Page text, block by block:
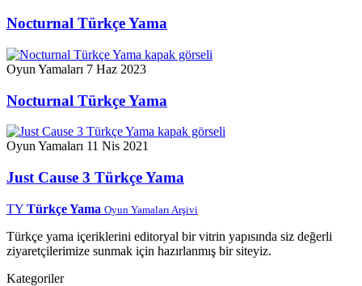
Nocturnal Türkçe Yama
Oyun Yamaları 7 Haz 2023
Nocturnal Türkçe Yama
Oyun Yamaları 11 Nis 2021
Just Cause 3 Türkçe Yama
TY Türkçe Yama Oyun Yamaları Arşivi
Türkçe yama içeriklerini editoryal bir vitrin yapısında siz değerli
ziyaretçilerimize sunmak için hazırlanmış bir siteyiz.
Kategoriler